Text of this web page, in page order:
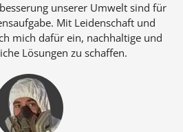
unserer Umwelt sind für
Mit Leidenschaft und
mich dafür ein, nachhaltige und
Lösungen zu schaffen.